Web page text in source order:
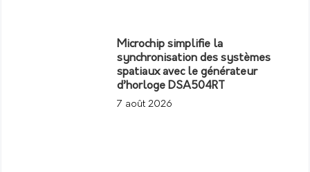
Microchip simplifie la
synchronisation des systèmes
spatiaux avec le générateur
d’horloge DSA504RT
7 août 2026